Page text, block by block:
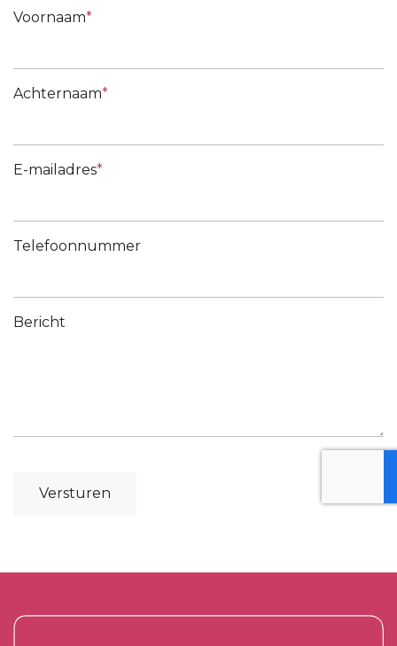
Voornaam
Achternaam
E-mailadres
Telefoonnummer
Bericht
Versturen